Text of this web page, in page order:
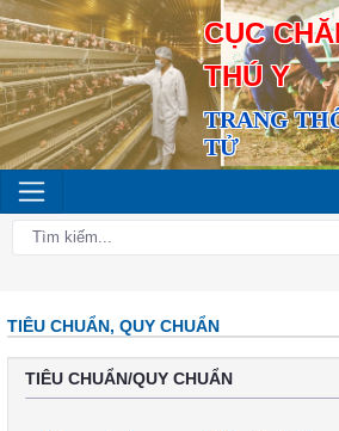
CỤC
THÚ Y
TRANG
TỬ
TIÊU CHUẨN, QUY CHUẨN
TIÊU CHUẨN/QUY CHUẨN